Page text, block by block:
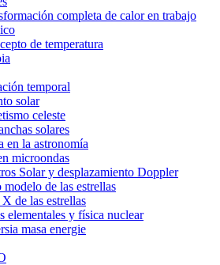
completa de calor en trabajo
de temperatura
temporal
solar
celeste
solares
en la astronomía
microondas
Solar y desplazamiento Doppler
de las estrellas
de las estrellas
elementales y física nuclear
masa energie